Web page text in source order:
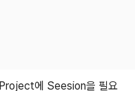
에 Seesion을 필요